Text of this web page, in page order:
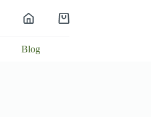
Panier
Blog